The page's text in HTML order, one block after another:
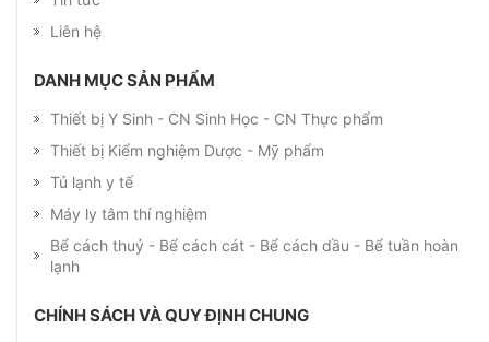
Liên hệ
DANH MỤC SẢN PHẨM
Thiết bị Y Sinh - CN Sinh Học - CN Thực phẩm
Thiết bị Kiểm nghiệm Dược - Mỹ phẩm
Tủ lạnh y tế
Máy ly tâm thí nghiệm
Bể cách thuỷ - Bể cách cát - Bể cách dầu - Bể tuần hoàn
lạnh
CHÍNH SÁCH VÀ QUY ĐỊNH CHUNG